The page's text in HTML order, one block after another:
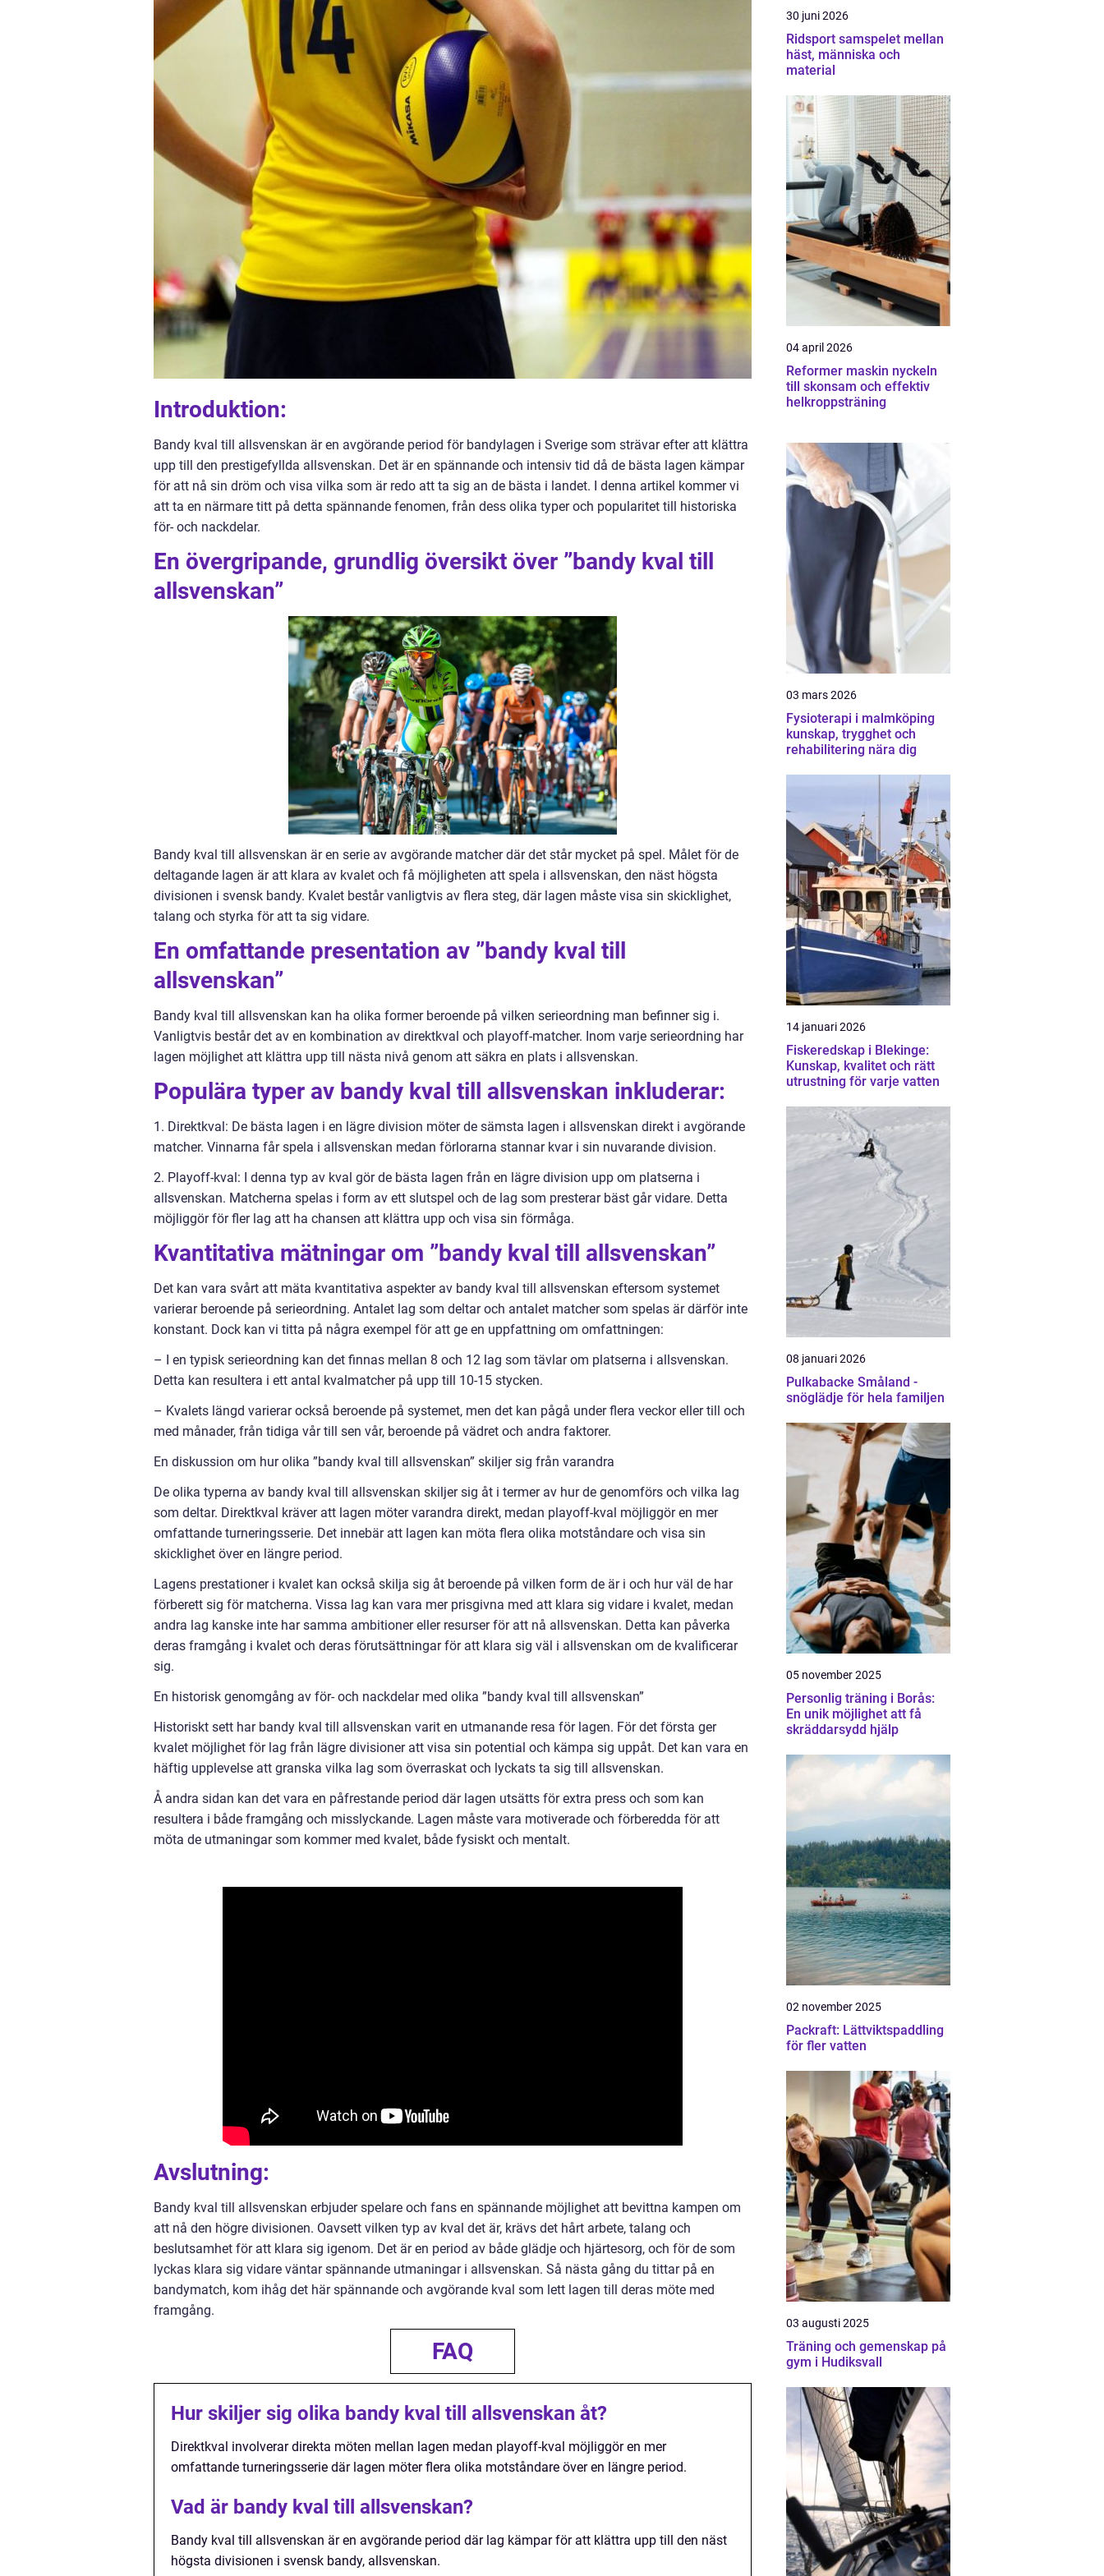
Introduktion:
Bandy kval till allsvenskan är en avgörande period för bandylagen i Sverige som strävar efter att klättra
upp till den prestigefyllda allsvenskan. Det är en spännande och intensiv tid då de bästa lagen kämpar
för att nå sin dröm och visa vilka som är redo att ta sig an de bästa i landet. I denna artikel kommer vi
att ta en närmare titt på detta spännande fenomen, från dess olika typer och popularitet till historiska
för- och nackdelar.
En övergripande, grundlig översikt över ”bandy kval till
allsvenskan”
Bandy kval till allsvenskan är en serie av avgörande matcher där det står mycket på spel. Målet för de
deltagande lagen är att klara av kvalet och få möjligheten att spela i allsvenskan, den näst högsta
divisionen i svensk bandy. Kvalet består vanligtvis av flera steg, där lagen måste visa sin skicklighet,
talang och styrka för att ta sig vidare.
En omfattande presentation av ”bandy kval till
allsvenskan”
Bandy kval till allsvenskan kan ha olika former beroende på vilken serieordning man befinner sig i.
Vanligtvis består det av en kombination av direktkval och playoff-matcher. Inom varje serieordning har
lagen möjlighet att klättra upp till nästa nivå genom att säkra en plats i allsvenskan.
Populära typer av bandy kval till allsvenskan inkluderar:
1. Direktkval: De bästa lagen i en lägre division möter de sämsta lagen i allsvenskan direkt i avgörande
matcher. Vinnarna får spela i allsvenskan medan förlorarna stannar kvar i sin nuvarande division.
2. Playoff-kval: I denna typ av kval gör de bästa lagen från en lägre division upp om platserna i
allsvenskan. Matcherna spelas i form av ett slutspel och de lag som presterar bäst går vidare. Detta
möjliggör för fler lag att ha chansen att klättra upp och visa sin förmåga.
Kvantitativa mätningar om ”bandy kval till allsvenskan”
Det kan vara svårt att mäta kvantitativa aspekter av bandy kval till allsvenskan eftersom systemet
varierar beroende på serieordning. Antalet lag som deltar och antalet matcher som spelas är därför inte
konstant. Dock kan vi titta på några exempel för att ge en uppfattning om omfattningen:
– I en typisk serieordning kan det finnas mellan 8 och 12 lag som tävlar om platserna i allsvenskan.
Detta kan resultera i ett antal kvalmatcher på upp till 10-15 stycken.
– Kvalets längd varierar också beroende på systemet, men det kan pågå under flera veckor eller till och
med månader, från tidiga vår till sen vår, beroende på vädret och andra faktorer.
En diskussion om hur olika ”bandy kval till allsvenskan” skiljer sig från varandra
De olika typerna av bandy kval till allsvenskan skiljer sig åt i termer av hur de genomförs och vilka lag
som deltar. Direktkval kräver att lagen möter varandra direkt, medan playoff-kval möjliggör en mer
omfattande turneringsserie. Det innebär att lagen kan möta flera olika motståndare och visa sin
skicklighet över en längre period.
Lagens prestationer i kvalet kan också skilja sig åt beroende på vilken form de är i och hur väl de har
förberett sig för matcherna. Vissa lag kan vara mer prisgivna med att klara sig vidare i kvalet, medan
andra lag kanske inte har samma ambitioner eller resurser för att nå allsvenskan. Detta kan påverka
deras framgång i kvalet och deras förutsättningar för att klara sig väl i allsvenskan om de kvalificerar
sig.
En historisk genomgång av för- och nackdelar med olika ”bandy kval till allsvenskan”
Historiskt sett har bandy kval till allsvenskan varit en utmanande resa för lagen. För det första ger
kvalet möjlighet för lag från lägre divisioner att visa sin potential och kämpa sig uppåt. Det kan vara en
häftig upplevelse att granska vilka lag som överraskat och lyckats ta sig till allsvenskan.
Å andra sidan kan det vara en påfrestande period där lagen utsätts för extra press och som kan
resultera i både framgång och misslyckande. Lagen måste vara motiverade och förberedda för att
möta de utmaningar som kommer med kvalet, både fysiskt och mentalt.
Avslutning:
Bandy kval till allsvenskan erbjuder spelare och fans en spännande möjlighet att bevittna kampen om
att nå den högre divisionen. Oavsett vilken typ av kval det är, krävs det hårt arbete, talang och
beslutsamhet för att klara sig igenom. Det är en period av både glädje och hjärtesorg, och för de som
lyckas klara sig vidare väntar spännande utmaningar i allsvenskan. Så nästa gång du tittar på en
bandymatch, kom ihåg det här spännande och avgörande kval som lett lagen till deras möte med
framgång.
FAQ
Hur skiljer sig olika bandy kval till allsvenskan åt?
Direktkval involverar direkta möten mellan lagen medan playoff-kval möjliggör en mer
omfattande turneringsserie där lagen möter flera olika motståndare över en längre period.
Vad är bandy kval till allsvenskan?
Bandy kval till allsvenskan är en avgörande period där lag kämpar för att klättra upp till den näst
högsta divisionen i svensk bandy, allsvenskan.
30 juni 2026
Ridsport samspelet mellan
häst, människa och
material
04 april 2026
Reformer maskin nyckeln
till skonsam och effektiv
helkroppsträning
03 mars 2026
Fysioterapi i malmköping
kunskap, trygghet och
rehabilitering nära dig
14 januari 2026
Fiskeredskap i Blekinge:
Kunskap, kvalitet och rätt
utrustning för varje vatten
08 januari 2026
Pulkabacke Småland -
snöglädje för hela familjen
05 november 2025
Personlig träning i Borås:
En unik möjlighet att få
skräddarsydd hjälp
02 november 2025
Packraft: Lättviktspaddling
för fler vatten
03 augusti 2025
Träning och gemenskap på
gym i Hudiksvall